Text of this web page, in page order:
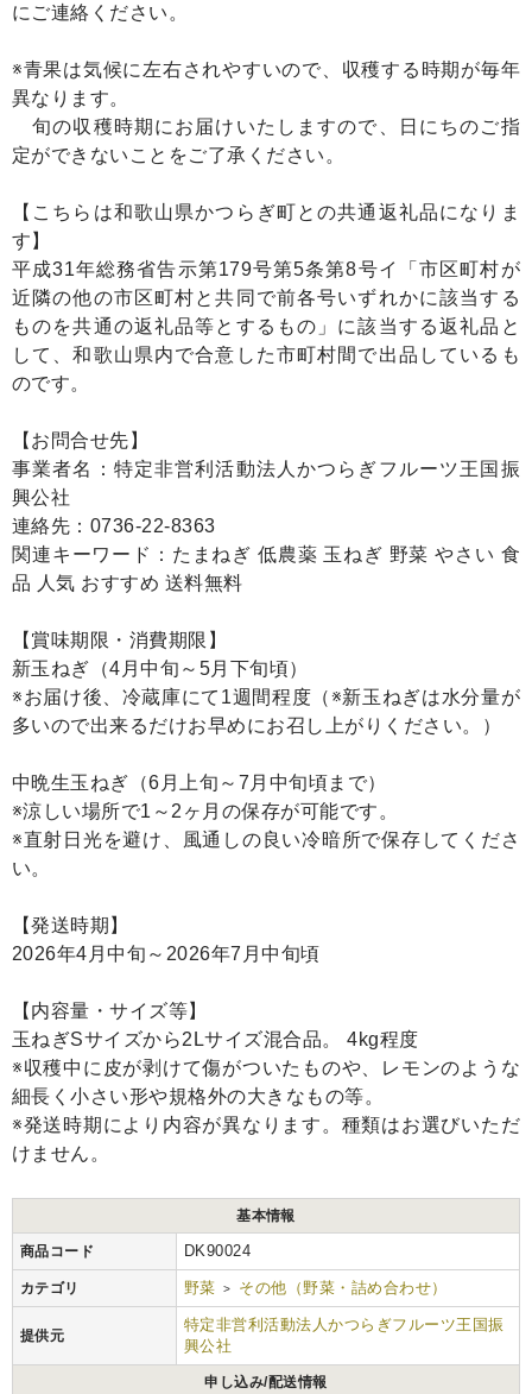
にご連絡ください。
※青果は気候に左右されやすいので、収穫する時期が毎年
異なります。
旬の収穫時期にお届けいたしますので、日にちのご指
定ができないことをご了承ください。
【こちらは和歌山県かつらぎ町との共通返礼品になりま
す】
平成31年総務省告示第179号第5条第8号イ「市区町村が
近隣の他の市区町村と共同で前各号いずれかに該当する
ものを共通の返礼品等とするもの」に該当する返礼品と
して、和歌山県内で合意した市町村間で出品しているも
のです。
【お問合せ先】
事業者名：特定非営利活動法人かつらぎフルーツ王国振
興公社
連絡先：0736-22-8363
関連キーワード：たまねぎ 低農薬 玉ねぎ 野菜 やさい 食
品 人気 おすすめ 送料無料
【賞味期限・消費期限】
新玉ねぎ（4月中旬～5月下旬頃）
※お届け後、冷蔵庫にて1週間程度（※新玉ねぎは水分量が
多いので出来るだけお早めにお召し上がりください。）
中晩生玉ねぎ（6月上旬～7月中旬頃まで）
※涼しい場所で1～2ヶ月の保存が可能です。
※直射日光を避け、風通しの良い冷暗所で保存してくださ
い。
【発送時期】
2026年4月中旬～2026年7月中旬頃
【内容量・サイズ等】
玉ねぎSサイズから2Lサイズ混合品。 4kg程度
※収穫中に皮が剥けて傷がついたものや、レモンのような
細長く小さい形や規格外の大きなもの等。
※発送時期により内容が異なります。種類はお選びいただ
けません。
基本情報
商品コード DK90024
カテゴリ 野菜 > その他（野菜・詰め合わせ）
提供元
特定非営利活動法人かつらぎフルーツ王国振
興公社
申し込み/配送情報